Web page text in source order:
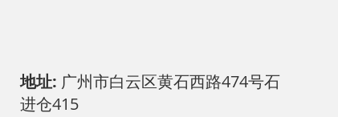
地址: 广州市白云区黄石西路474号石
进仓415